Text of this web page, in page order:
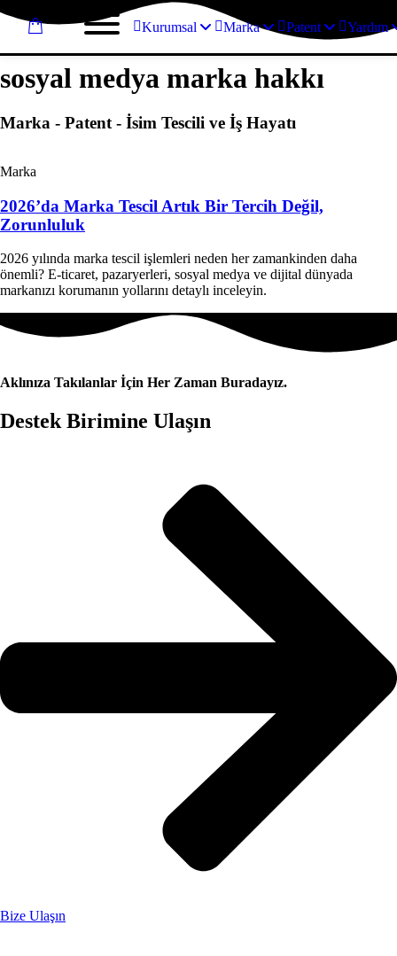
Kurumsal Marka Patent Yardım
sosyal medya marka hakkı
Marka - Patent - İsim Tescili ve İş Hayatı
Marka
2026’da Marka Tescil Artık Bir Tercih Değil,
Zorunluluk
2026 yılında marka tescil işlemleri neden her zamankinden daha
önemli? E-ticaret, pazaryerleri, sosyal medya ve dijital dünyada
markanızı korumanın yollarını detaylı inceleyin.
Aklınıza Takılanlar İçin Her Zaman Buradayız.
Destek Birimine Ulaşın
Bize Ulaşın